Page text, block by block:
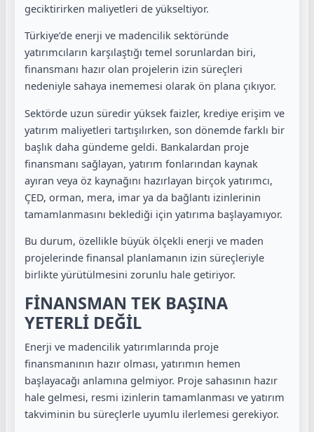
geciktirirken maliyetleri de yükseltiyor.
Türkiye’de enerji ve madencilik sektöründe
yatırımcıların karşılaştığı temel sorunlardan biri,
finansmanı hazır olan projelerin izin süreçleri
nedeniyle sahaya inememesi olarak ön plana çıkıyor.
Sektörde uzun süredir yüksek faizler, krediye erişim ve
yatırım maliyetleri tartışılırken, son dönemde farklı bir
başlık daha gündeme geldi. Bankalardan proje
finansmanı sağlayan, yatırım fonlarından kaynak
ayıran veya öz kaynağını hazırlayan birçok yatırımcı,
ÇED, orman, mera, imar ya da bağlantı izinlerinin
tamamlanmasını beklediği için yatırıma başlayamıyor.
Bu durum, özellikle büyük ölçekli enerji ve maden
projelerinde finansal planlamanın izin süreçleriyle
birlikte yürütülmesini zorunlu hale getiriyor.
FİNANSMAN TEK BAŞINA
YETERLİ DEĞİL
Enerji ve madencilik yatırımlarında proje
finansmanının hazır olması, yatırımın hemen
başlayacağı anlamına gelmiyor. Proje sahasının hazır
hale gelmesi, resmi izinlerin tamamlanması ve yatırım
takviminin bu süreçlerle uyumlu ilerlemesi gerekiyor.